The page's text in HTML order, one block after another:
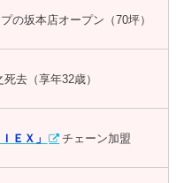
の坂本店オープン（70坪）
去（享年32歳）
ＥＸ」 チェーン加盟